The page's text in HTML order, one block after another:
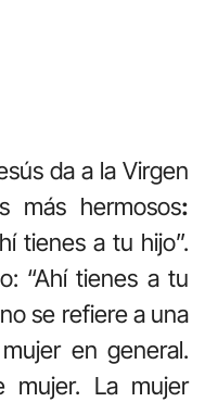
da a la Virgen
más hermosos:
tienes a tu hijo”.
“Ahí tienes a tu
se refiere a una
en general.
mujer. La mujer